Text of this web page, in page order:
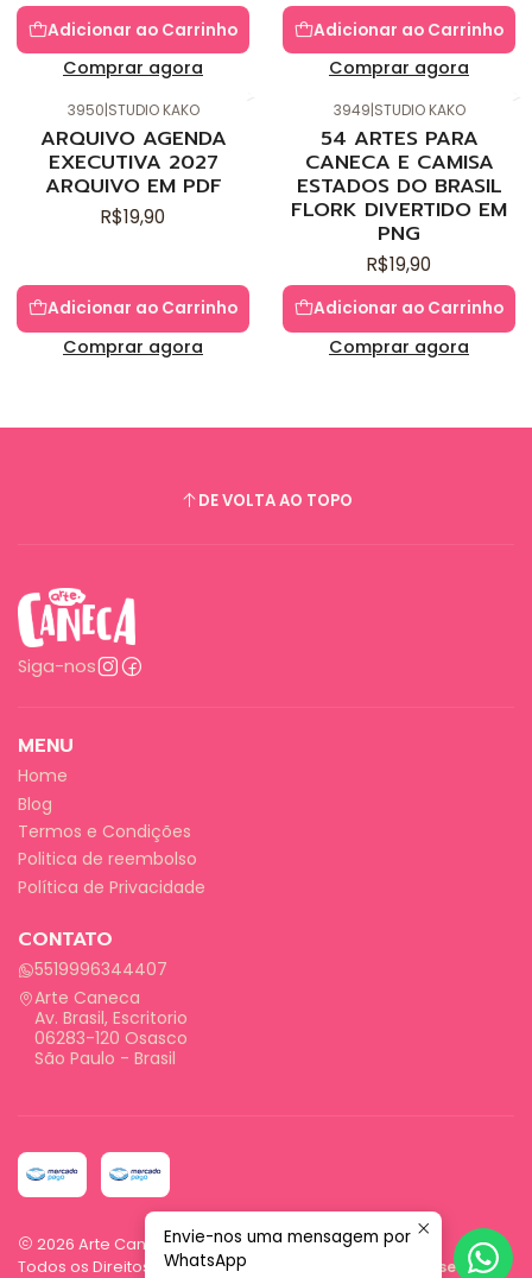
Adicionar ao Carrinho
Comprar agora
Adicionar ao Carrinho
Comprar agora
3950|STUDIO KAKO
ARQUIVO AGENDA
EXECUTIVA 2027
ARQUIVO EM PDF
R$19,90
Adicionar ao Carrinho
Comprar agora
3949|STUDIO KAKO
54 ARTES PARA
CANECA E CAMISA
ESTADOS DO BRASIL
FLORK DIVERTIDO EM
PNG
R$19,90
Adicionar ao Carrinho
Comprar agora
DE VOLTA AO TOPO
Siga-nos
MENU
Home
Blog
Termos e Condições
Politica de reembolso
Política de Privacidade
CONTATO
5519996344407
Arte Caneca
Av. Brasil, Escritorio
06283-120 Osasco
São Paulo - Brasil
2026 Arte Caneca.
Todos os Direitos Reservados.
Com tecnologia Jumpseller.
Envie-nos uma mensagem por
WhatsApp